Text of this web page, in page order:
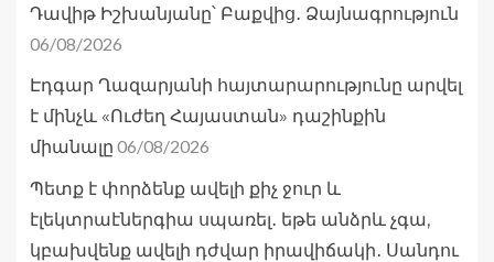
Դավիթ Իշխանյանը՝ Բաքվից․ Ձայնագրություն
06/08/2026
Էդգար Ղազարյանի հայտարարությունը արվել
է մինչև «Ուժեղ Հայաստան» դաշինքին
միանալը 06/08/2026
Պետք է փորձենք ավելի քիչ ջուր և
էլեկտրաէներգիա սպառել․ եթե անձրև չգա,
կբախվենք ավելի դժվար իրավիճակի․ Սանդու